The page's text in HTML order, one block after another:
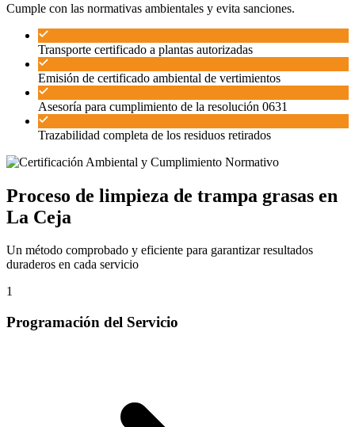
Cumple con las normativas ambientales y evita sanciones.
Transporte certificado a plantas autorizadas
Emisión de certificado ambiental de vertimientos
Asesoría para cumplimiento de la resolución 0631
Trazabilidad completa de los residuos retirados
Proceso de limpieza de trampa grasas en
La Ceja
Un método comprobado y eficiente para garantizar resultados
duraderos en cada servicio
1
Programación del Servicio